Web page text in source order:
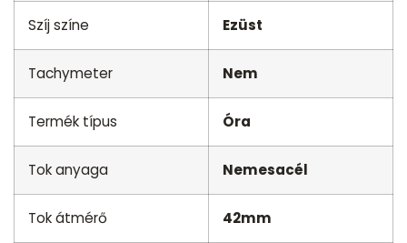
Szíj színe Ezüst
Tachymeter Nem
Termék típus Óra
Tok anyaga Nemesacél
Tok átmérő 42mm